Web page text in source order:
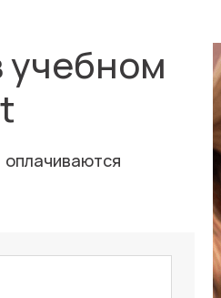
учебном
оплачиваются